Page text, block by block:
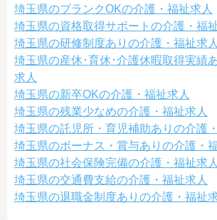
埼玉県のブランクOKの介護・福祉求人
埼玉県の資格取得サポートの介護・福
埼玉県の研修制度ありの介護・福祉求人
埼玉県の産休･育休･介護休暇取得実績
求人
埼玉県の新卒OKの介護・福祉求人
埼玉県の残業少なめの介護・福祉求人
埼玉県の託児所・育児補助ありの介護
埼玉県のボーナス・賞与ありの介護・
埼玉県の社会保険完備の介護・福祉求人
埼玉県の交通費支給の介護・福祉求人
埼玉県の退職金制度ありの介護・福祉